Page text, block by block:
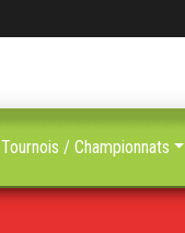
Tournois / Championnats